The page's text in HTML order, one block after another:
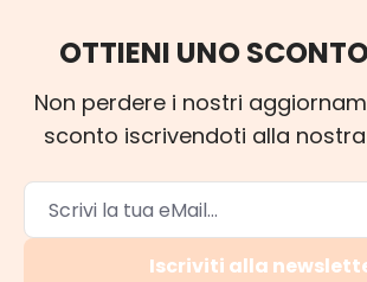
OTTIENI UNO
Non perdere i nostri
sconto iscrivendoti alla
Iscriviti alla